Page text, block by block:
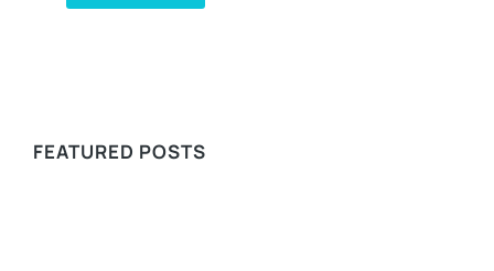
FEATURED POSTS